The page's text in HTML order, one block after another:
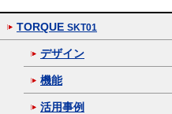
TORQUE SKT01
デザイン
機能
活用事例